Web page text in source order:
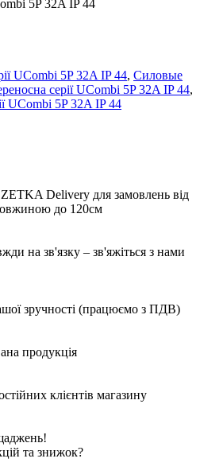
5P 32A IP 44
UСombi 5P 32A IP 44, Силовые
серії UСombi 5P 32A IP 44,
UСombi 5P 32A IP 44
Delivery для замовлень від
до 120см
на зв'язку – зв'яжіться з нами
зручності (працюємо з ПДВ)
продукція
клієнтів магазину
та знижок?